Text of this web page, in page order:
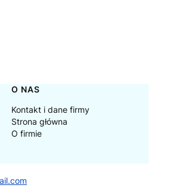
O NAS
Kontakt i dane firmy
Strona główna
O firmie